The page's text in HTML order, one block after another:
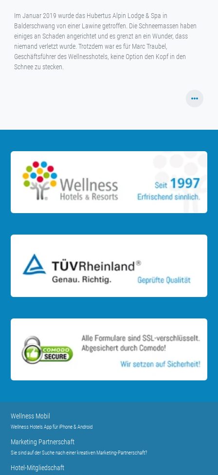
Im Januar 2019 wurde das Hubertus Alpin Lodge & Spa in
Balderschwang von einer Lawine getroffen. Die Schneemassen haben
einiges an Schaden angerichtet und es grenzt an ein Wunder, dass
niemand verletzt wurde. Trotzdem war es für Marc Traubel,
Geschäftsführer des Wellnesshotels, keine Option den Kopf in den
Schnee zu stecken.
Wellness Mobil
Wellness Hotels App für iPhone & Android
Marketing Partnerschaft
Sie sind auf der Suche nach einer kreativen Marketing-Partnerschaft?
Hotel-Mitgliedschaft